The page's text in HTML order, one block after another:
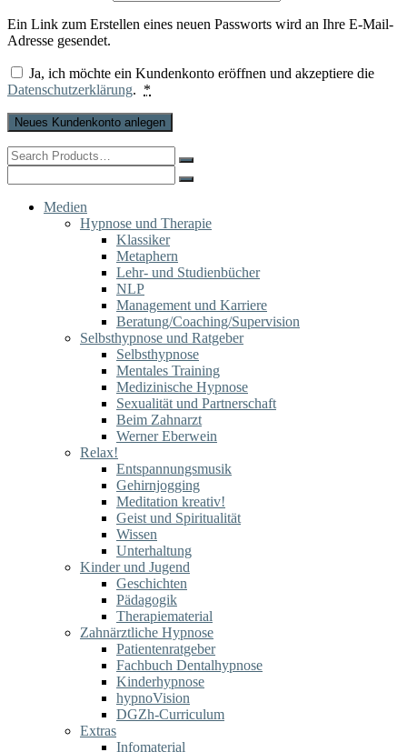
Ein Link zum Erstellen eines neuen Passworts wird an Ihre E-Mail-
Adresse gesendet.
Ja, ich möchte ein Kundenkonto eröffnen und akzeptiere die
Datenschutzerklärung. *
Neues Kundenkonto anlegen
Search
for:
for:
Medien
Hypnose und Therapie
Klassiker
Metaphern
Lehr- und Studienbücher
NLP
Management und Karriere
Beratung/Coaching/Supervision
Selbsthypnose und Ratgeber
Selbsthypnose
Mentales Training
Medizinische Hypnose
Sexualität und Partnerschaft
Beim Zahnarzt
Werner Eberwein
Relax!
Entspannungsmusik
Gehirnjogging
Meditation kreativ!
Geist und Spiritualität
Wissen
Unterhaltung
Kinder und Jugend
Geschichten
Pädagogik
Therapiematerial
Zahnärztliche Hypnose
Patientenratgeber
Fachbuch Dentalhypnose
Kinderhypnose
hypnoVision
DGZh-Curriculum
Extras
Infomaterial